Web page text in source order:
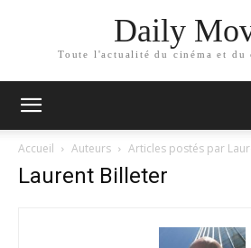
Daily
Toute l'actualité du cinéma et du
Accueil Auteurs Articles postés par
Laurent Billeter